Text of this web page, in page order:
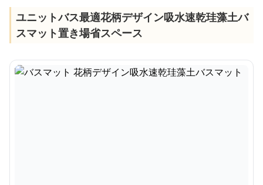
ユニットバス最適花柄デザイン吸水速乾珪藻土バ
スマット置き場省スペース